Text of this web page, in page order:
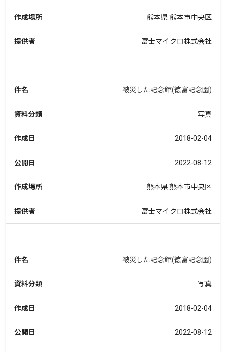
作成場所 熊本県 熊本市中央区
提供者 富士マイクロ株式会社
件名 被災した記念館(徳富記念園)
資料分類 写真
作成日 2018-02-04
公開日 2022-08-12
作成場所 熊本県 熊本市中央区
提供者 富士マイクロ株式会社
件名 被災した記念館(徳富記念園)
資料分類 写真
作成日 2018-02-04
公開日 2022-08-12